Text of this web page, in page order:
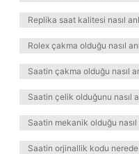
Replika saat kalitesi nasıl
Rolex çakma olduğu nasıl
Saatin çakma olduğu nasıl
Saatin çelik olduğunu nasıl
Saatin mekanik olduğu nasıl
Saatin orjinallik kodu